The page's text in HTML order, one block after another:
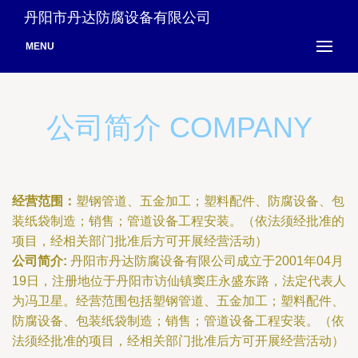
丹阳市丹达防腐设备有限公司
MENU
公司简介 COMPANY
经营范围： 塑钢管道、五金加工；塑料配件、防腐设备、包
装纸袋制造；销售；管道设备工程安装。（依法须经批准的
项目，经相关部门批准后方可开展经营活动）
公司简介: 丹阳市丹达防腐设备有限公司成立于2001年04月
19日，注册地位于丹阳市访仙镇窦庄永盛东路，法定代表人
为冯卫星。经营范围包括塑钢管道、五金加工；塑料配件、
防腐设备、包装纸袋制造；销售；管道设备工程安装。（依
法须经批准的项目，经相关部门批准后方可开展经营活动）